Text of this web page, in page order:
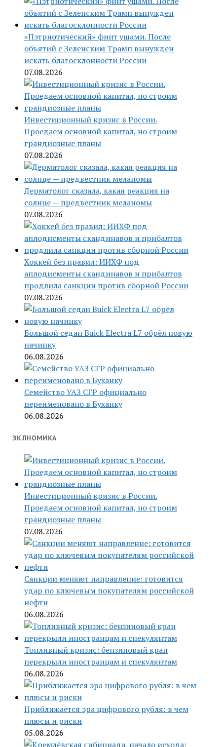
«Пэтриотический» финт ушами. После
объятий с Зеленским Трамп вынужден
искать благосклонности России
07.08.2026
Инвестиционный кризис в России.
Проедаем основной капитал, но строим
грандиозные планы
07.08.2026
Дерматолог сказала, какая реакция на
солнце — предвестник меланомы
07.08.2026
Хоккей без правил: ИИХФ под
аплодисменты скандинавов и прибалтов
продлила санкции против сборной России
07.08.2026
Большой седан Buick Electra L7 обрёл новую
начинку
06.08.2026
Семейство УАЗ СГР официально
переименовано в Буханку
06.08.2026
ЭКЛНОМИКА
Инвестиционный кризис в России.
Проедаем основной капитал, но строим
грандиозные планы
07.08.2026
Санкции меняют направление: готовится
удар по ключевым покупателям российской
нефти
06.08.2026
Топливный кризис: бензиновый кран
перекрыли иностранцам и спекулянтам
06.08.2026
Приближается эра цифрового рубля: в чем
плюсы и риски
05.08.2026